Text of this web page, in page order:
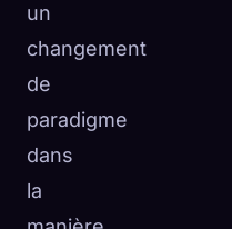
un
changement
de
paradigme
dans
la